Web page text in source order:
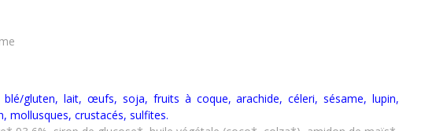
blé/gluten, lait, œufs, soja, fruits à coque, arachide, céleri, sésame, lupin,
mollusques, crustacés, sulfites.